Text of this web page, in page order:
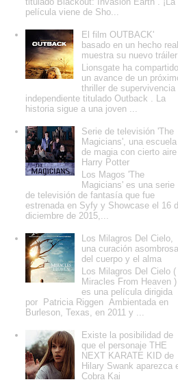
película viene de Sho...
El film OUTBACK'
basado en un hecho real
muestra su nuevo tráiler
Lionsgate ha compartido
un avance de un
thriller de supervivencia
independiente titulado Outback . La
historia sigue a una joven ...
Serie de televisión 'The
Magicians', una escuela
de magia con cierto
Harry Potter
Los Magos 'The
Magicians' es una serie
de televisión de fantasía que fue
estrenada en Syfy y Showcase el 16
diciembre de 2015,...
Los Milagros Del Cielo,
una curación asombrosa
del cuerpo y el alma
Los Milagros Del Cielo (
Miracles From Heaven )
es una película dirigida
por Patricia Riggen Ambientada en
Burleson, Texas, en 2011 y ...
Existe la posibilidad de
que el personaje THE
NEXT KARATE KID de
Hilary Swank aparezca
Cobra Kai